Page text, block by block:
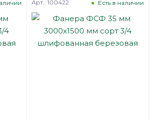
Есть в наличии
Арт.: 100422